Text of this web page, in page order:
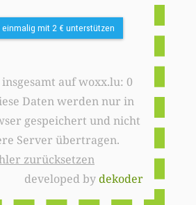
einmalig mit 2 € unterstützen
auf woxx.lu: 0
Daten werden nur in
gespeichert und nicht
Server übertragen.
zurücksetzen
developed bydekoder